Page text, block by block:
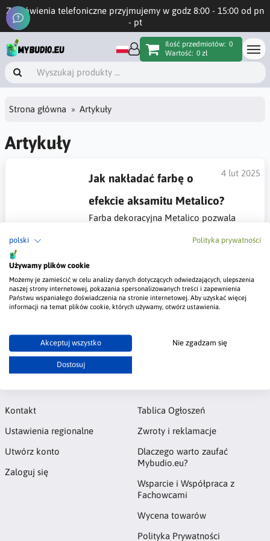
polski Polityka prywatności
Używamy plików cookie
Możemy je zamieścić w celu analizy danych dotyczących odwiedzających, ulepszenia
naszej strony internetowej, pokazania spersonalizowanych treści i zapewnienia
Państwu wspaniałego doświadczenia na stronie internetowej. Aby uzyskać więcej
informacji na temat plików cookie, których używamy, otwórz ustawienia.
Akceptuj wszystko Nie zgadzam się
Dostosuj
Zamówienia telefoniczne przyjmujemy w godz 8:00 - 15:00 od pn
- pt
Ilość przedmiotów: 0
Wartość: 0 zł
Strona główna Artykuły
Artykuły
4 lut 2025
Jak nakładać farbę o
efekcie aksamitu Metalico?
Farba dekoracyjna Metalico pozwala
wnętrzom elegancki i luksusowy wygląd. Proces aplikacji
wymaga odpowiedniego przygotowania ściany, nałożenia
podkładu oraz precyzyjnej techniki nakładania farby przy
użyciu pacy weneckiej, pędzla lub wałka. Po wyschnięciu
powierzchnia staje się odporna na mycie i ścieranie. Dzięki
różnorodnym metodom aplikacji można uzyskać unikalne
wzory i struktury, podkreślając wyjątkowy charakter wnętrza.
Kontakt
Ustawienia regionalne
Utwórz konto
Zaloguj się
Tablica Ogłoszeń
Zwroty i reklamacje
Dlaczego warto zaufać
Mybudio.eu?
Wsparcie i Współpraca z
Fachowcami
Wycena towarów
Polityka Prywatności